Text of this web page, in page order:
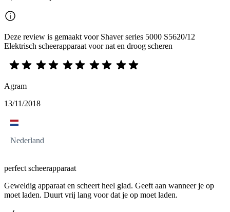
Deze review is gemaakt voor Shaver series 5000 S5620/12
Elektrisch scheerapparaat voor nat en droog scheren
Agram
13/11/2018
Nederland
perfect scheerapparaat
Geweldig apparaat en scheert heel glad. Geeft aan wanneer je op
moet laden. Duurt vrij lang voor dat je op moet laden.